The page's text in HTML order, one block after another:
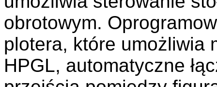
obrotowym.
plotera, które umożliwia
HPGL, automatyczne